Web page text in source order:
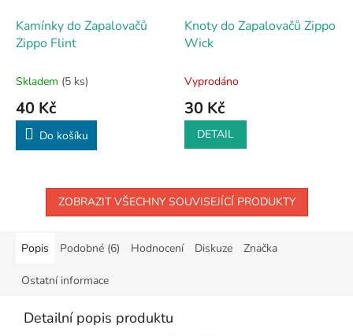
Kamínky do Zapalovačů
Zippo Flint
Skladem (5 ks)
40 Kč
Do košíku
Knoty do Zapalovačů Zippo
Wick
Vyprodáno
30 Kč
DETAIL
ZOBRAZIT VŠECHNY SOUVISEJÍCÍ PRODUKTY
Popis Podobné (6) Hodnocení Diskuze Značka
Ostatní informace
Detailní popis produktu